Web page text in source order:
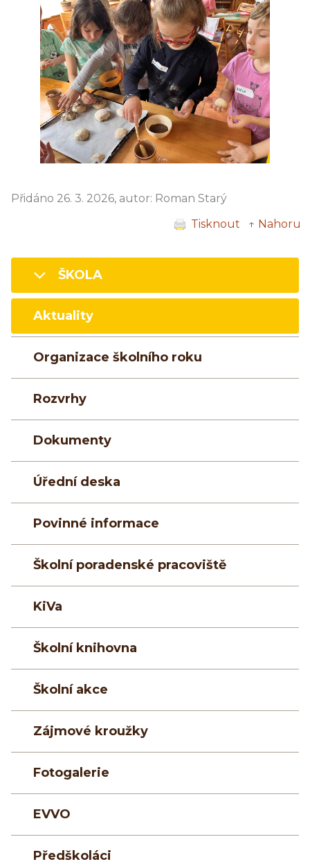
Přidáno 26. 3. 2026, autor: Roman Starý
Tisknout
↑ Nahoru
ŠKOLA
Aktuality
Organizace školního roku
Rozvrhy
Dokumenty
Úřední deska
Povinné informace
Školní poradenské pracoviště
KiVa
Školní knihovna
Školní akce
Zájmové kroužky
Fotogalerie
EVVO
Předškoláci